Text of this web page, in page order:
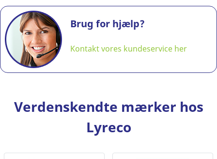
Brug for hjælp?
Kontakt vores kundeservice her
Verdenskendte mærker hos
Lyreco